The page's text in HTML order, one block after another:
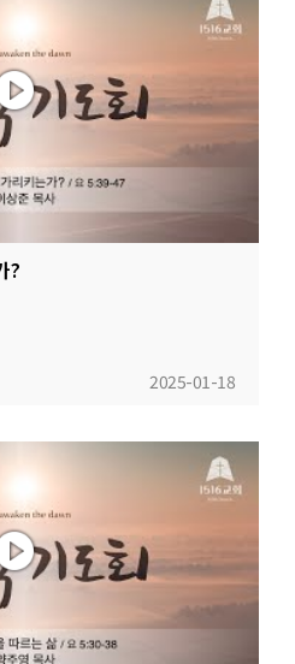
?
2025-01-18